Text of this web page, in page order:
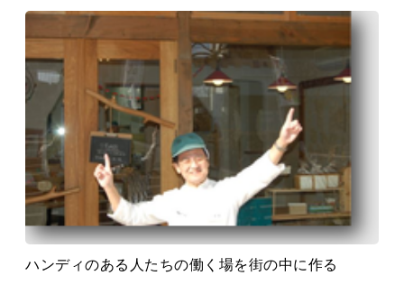
ハンディのある人たちの働く場を街の中に作る